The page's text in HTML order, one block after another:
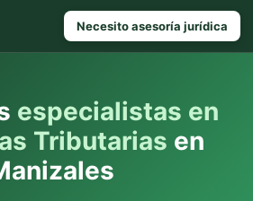
Necesito asesoría jurídica
especialistas en
Tributarias en